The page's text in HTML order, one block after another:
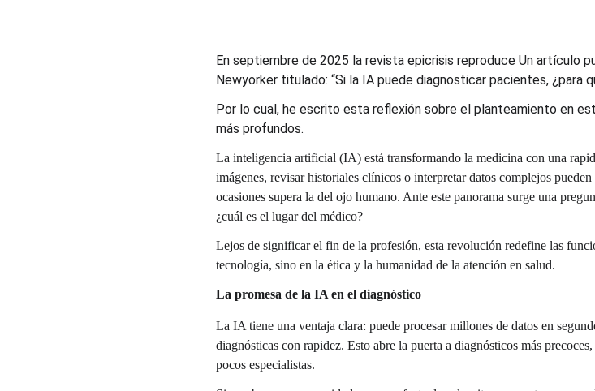
En septiembre de 2025 la revista epicrisis reproduce Un artículo
Newyorker titulado: “Si la IA puede diagnosticar pacientes, ¿para
Por lo cual, he escrito esta reflexión sobre el planteamiento en
más profundos.
La inteligencia artificial (IA) está transformando la medicina con una
imágenes, revisar historiales clínicos o interpretar datos complejos
ocasiones supera la del ojo humano. Ante este panorama surge una
¿cuál es el lugar del médico?
Lejos de significar el fin de la profesión, esta revolución redefine las
tecnología, sino en la ética y la humanidad de la atención en salud.
La promesa de la IA en el diagnóstico
La IA tiene una ventaja clara: puede procesar millones de datos en
diagnósticas con rapidez. Esto abre la puerta a diagnósticos más
pocos especialistas.